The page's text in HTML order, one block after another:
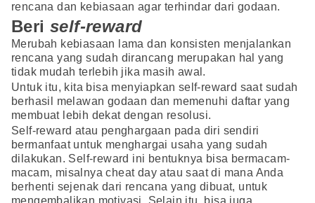
rencana dan kebiasaan agar terhindar dari godaan.
Beri self-reward
Merubah kebiasaan lama dan konsisten menjalankan
rencana yang sudah dirancang merupakan hal yang
tidak mudah terlebih jika masih awal.
Untuk itu, kita bisa menyiapkan self-reward saat sudah
berhasil melawan godaan dan memenuhi daftar yang
membuat lebih dekat dengan resolusi.
Self-reward atau penghargaan pada diri sendiri
bermanfaat untuk menghargai usaha yang sudah
dilakukan. Self-reward ini bentuknya bisa bermacam-
macam, misalnya cheat day atau saat di mana Anda
berhenti sejenak dari rencana yang dibuat, untuk